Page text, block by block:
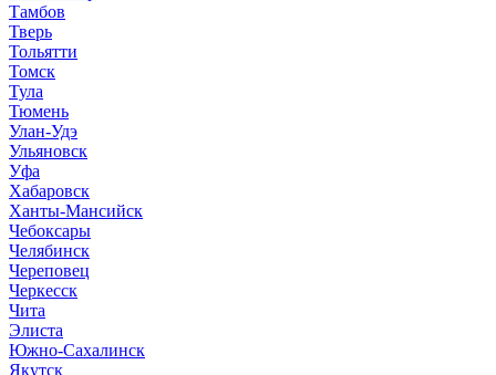
Тамбов
Тверь
Тольятти
Томск
Тула
Тюмень
Улан-Удэ
Ульяновск
Уфа
Хабаровск
Ханты-Мансийск
Чебоксары
Челябинск
Череповец
Черкесск
Чита
Элиста
Южно-Сахалинск
Якутск